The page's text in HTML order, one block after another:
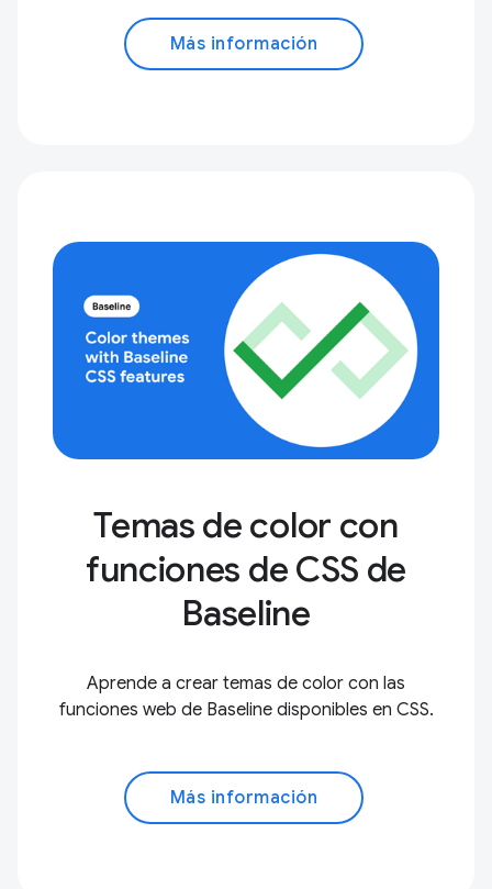
Más información
Temas de color con
funciones de CSS de
Baseline
Aprende a crear temas de color con las
funciones web de Baseline disponibles en CSS.
Más información